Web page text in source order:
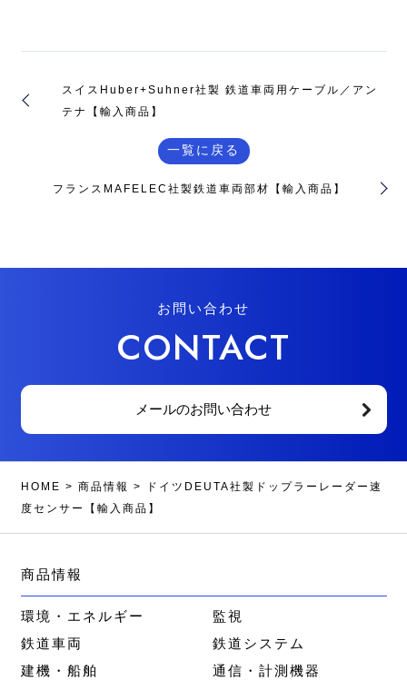
スイスHuber+Suhner社製 鉄道車両用ケーブル／アン
テナ【輸入商品】
一覧に戻る
フランスMAFELEC社製鉄道車両部材【輸入商品】
お問い合わせ
CONTACT
メールのお問い合わせ
HOME > 商品情報 >
ドイツDEUTA社製ドップラーレーダー速
度センサー【輸入商品】
商品情報
環境・エネルギー
監視
鉄道車両
鉄道システム
建機・船舶
通信・計測機器